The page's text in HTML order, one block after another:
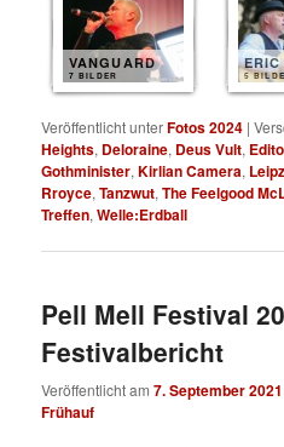
VANGUARD
7 BILDER 5
Veröffentlicht unterFotos 2024 |
Heights, Deloraine, Deus Vult,
Gothminister,Kirlian Camera,
Rroyce,Tanzwut,The Feelgood
Treffen,Welle:Erdball
Pell Mell Festival
Festivalbericht
Veröffentlicht am7. September 2021
Frühauf